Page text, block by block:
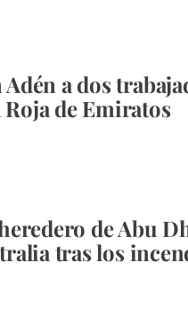
a dos
de Emiratos
de Abu
tras los